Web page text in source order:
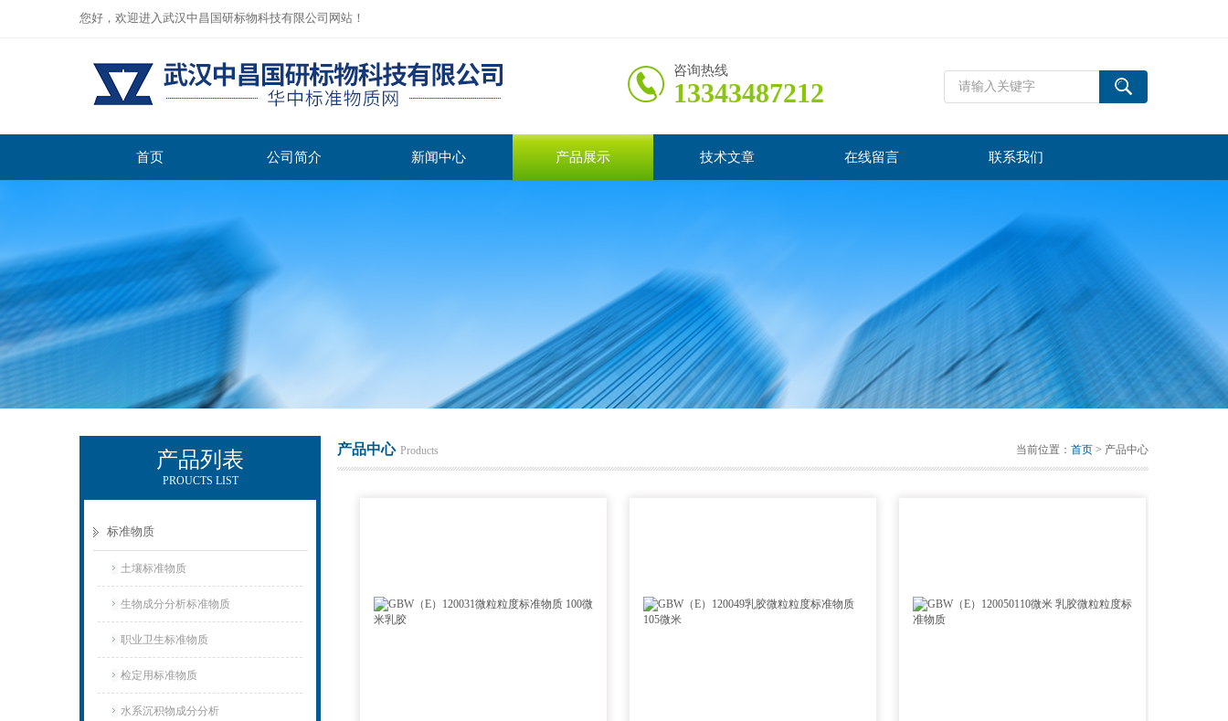
您好，欢迎进入武汉中昌国研标物科技有限公司网站！
咨询热线
13343487212
首页 公司简介 新闻中心 产品展示 技术文章 在线留言 联系我们
产品列表
PROUCTS LIST
标准物质
土壤标准物质
生物成分分析标准物质
职业卫生标准物质
检定用标准物质
水系沉积物成分分析
产品中心 Products 当前位置： 首页 > 产品中心